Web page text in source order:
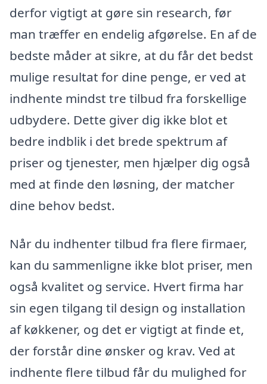
derfor vigtigt at gøre sin research, før
man træffer en endelig afgørelse. En af de
bedste måder at sikre, at du får det bedst
mulige resultat for dine penge, er ved at
indhente mindst tre tilbud fra forskellige
udbydere. Dette giver dig ikke blot et
bedre indblik i det brede spektrum af
priser og tjenester, men hjælper dig også
med at finde den løsning, der matcher
dine behov bedst.
Når du indhenter tilbud fra flere firmaer,
kan du sammenligne ikke blot priser, men
også kvalitet og service. Hvert firma har
sin egen tilgang til design og installation
af køkkener, og det er vigtigt at finde et,
der forstår dine ønsker og krav. Ved at
indhente flere tilbud får du mulighed for